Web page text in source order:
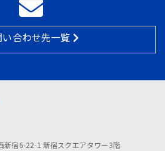
い合わせ先一覧
宿6-22-1 新宿スクエアタワー3階